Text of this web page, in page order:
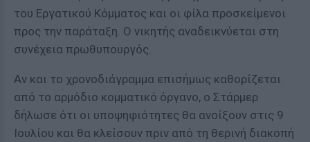
του Εργατικού Κόμματος και οι φίλα προσκείμενοι
προς την παράταξη. Ο νικητής αναδεικνύεται στη
συνέχεια πρωθυπουργός.
Αν και το χρονοδιάγραμμα επισήμως καθορίζεται
από το αρμόδιο κομματικό όργανο, ο Στάρμερ
δήλωσε ότι οι υποψηφιότητες θα ανοίξουν στις 9
Ιουλίου και θα κλείσουν πριν από τη θερινή διακοπή